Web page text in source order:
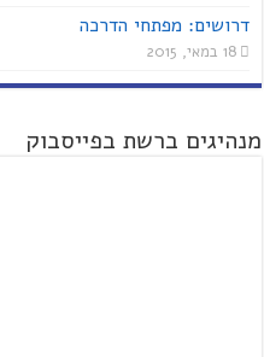
דרושים: מפתחי הדרכה
18 במאי, 2015
מנהיגים ברשת בפייסבוק